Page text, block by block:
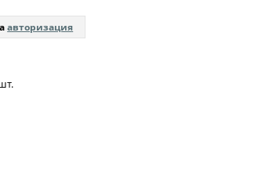
авторизация